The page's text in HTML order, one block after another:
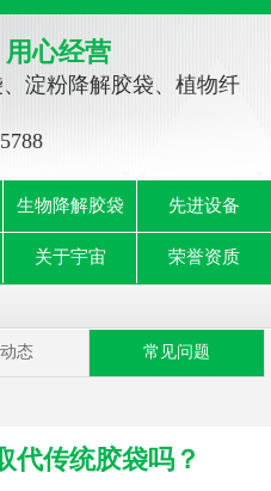
心经营
淀粉降解胶袋、植物纤
生物降解胶袋 先进设备
关于宇宙 荣誉资质
态 常见问题
代传统胶袋吗？